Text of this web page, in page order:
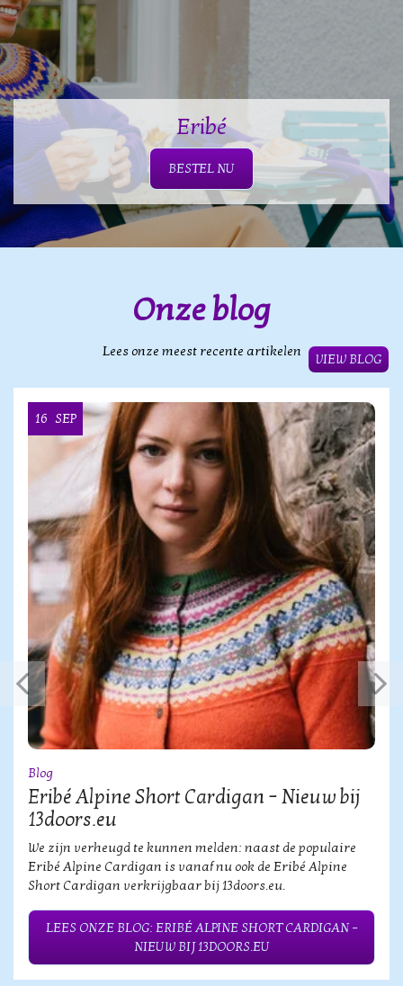
Eribé
BESTEL NU
Onze blog
Lees onze meest recente artikelen
VIEW BLOG
16 SEP
Blog
Eribé Alpine Short Cardigan – Nieuw bij
13doors.eu
We zijn verheugd te kunnen melden: naast de populaire
Eribé Alpine Cardigan is vanaf nu ook de Eribé Alpine
Short Cardigan verkrijgbaar bij 13doors.eu.
LEES ONZE BLOG: ERIBÉ ALPINE SHORT CARDIGAN –
NIEUW BIJ 13DOORS.EU